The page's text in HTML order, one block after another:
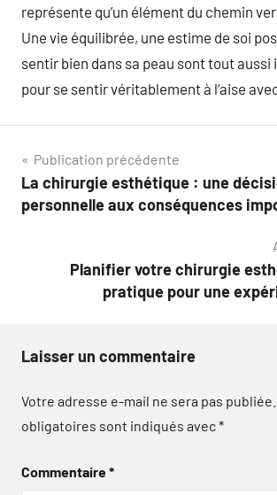
représente qu’un élément du chemin
Une vie équilibrée, une estime de soi
sentir bien dans sa peau sont tout
pour se sentir véritablement à l’aise
Navigation
de
Publication précédente
La chirurgie esthétique : une
personnelle aux conséquences
Planifier votre chirurgie
pratique pour une
Laisser un commentaire
Votre adresse e-mail ne sera pas publiée.
obligatoires sont indiqués avec*
Commentaire*